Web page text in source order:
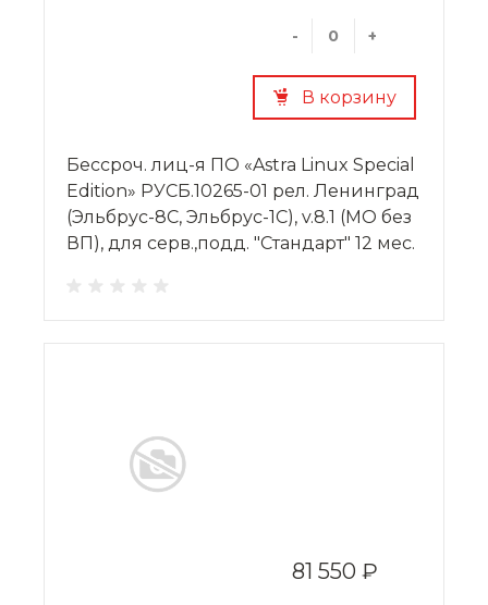
- +
В корзину
Бессроч. лиц-я ПО «Astra Linux Special
Edition» РУСБ.10265-01 рел. Ленинград
(Эльбрус-8С, Эльбрус-1С), v.8.1 (МО без
ВП), для серв.,подд. "Стандарт" 12 мес.
81 550 ₽